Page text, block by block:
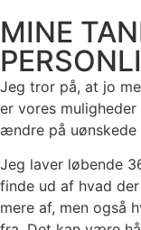
MINE
Jeg tror på, at jo
er vores
ændre på uønskede
Jeg laver løbende
finde ud af hvad
mere af, men også